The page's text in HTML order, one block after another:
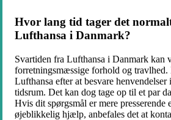
Hvor lang tid tager det
Lufthansa i Danmark?
Svartiden fra Lufthansa i Danmark kan
forretningsmæssige forhold og
Lufthansa efter at besvare
tidsrum. Det kan dog tage op til et par
Hvis dit spørgsmål er mere presserende
øjeblikkelig hjælp, anbefales det at